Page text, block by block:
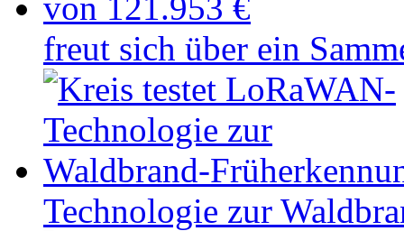
freut sich über ein
Technologie zur